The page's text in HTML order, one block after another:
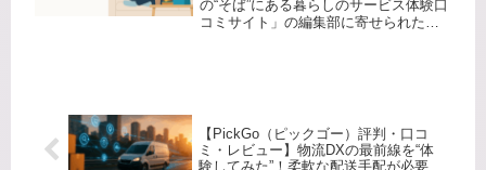
リットも正直に解説
の“そば”にある暮らしのサービス体験口
コミサイト」の編集部に寄せられた各
【PickGo（ピックゴー）評判・口コ
ミ・レビュー】物流DXの最前線を“体
験してみた”！柔軟な配送手配が必要な